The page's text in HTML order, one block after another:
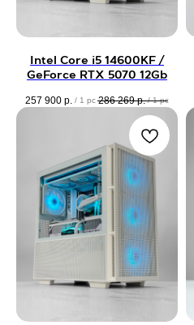
Intel Core i5 14600KF /
GeForce RTX 5070 12Gb
257 900 р. / 1 pc 286 269 р. / 1 pc